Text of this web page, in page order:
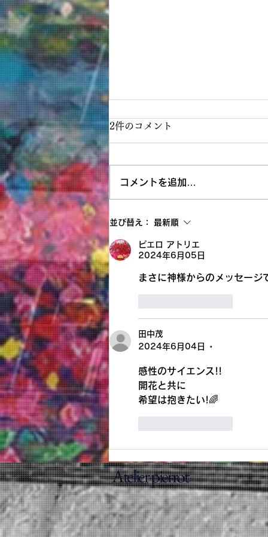
神戸阪急画業40周年記念清水
新也油絵展✨🌈😀㊗️
2件のコメント
コメントを追加…
並び替え： 最新順
ピエロ アトリエ
2024年6月05日
まさに神様からのメッセージ
田中茂
2024年6月04日
•
感性のサイエンス!!
開花と共に
希望は抱きたい!🌈
Atelier pierrot